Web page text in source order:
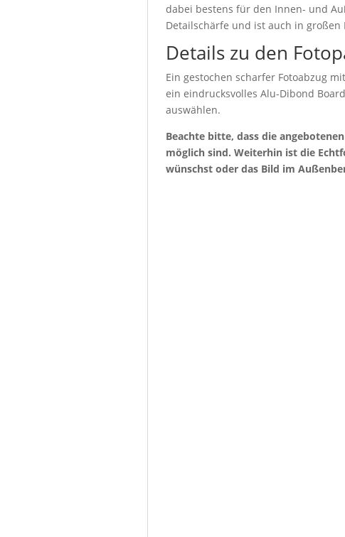
dabei bestens für den Innen- und
Detailschärfe und ist auch in großen
Details zu den
Ein gestochen scharfer Fotoabzug
ein eindrucksvolles Alu-Dibond
auswählen.
Beachte bitte, dass die
möglich sind. Weiterhin ist die
wünschst oder das Bild im